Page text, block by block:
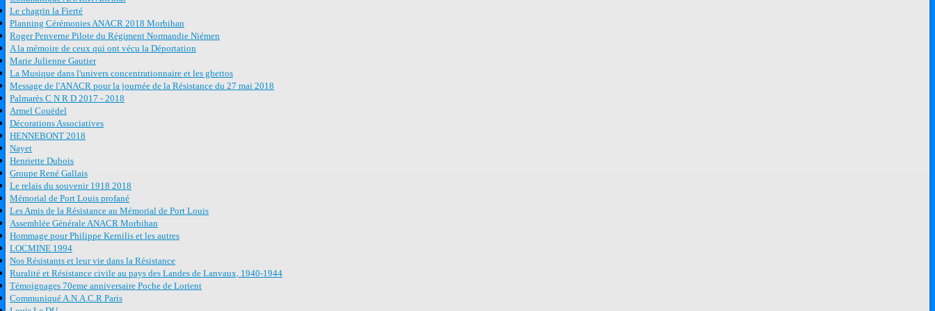
Le chagrin la Fierté
Planning Cérémonies ANACR 2018 Morbihan
Roger Penverne Pilote du Régiment Normandie Niémen
A la mémoire de ceux qui ont vécu la Déportation
Marie Julienne Gautier
La Musique dans l'univers concentrationnaire et les ghettos
Message de l'ANACR pour la journée de la Résistance du 27 mai 2018
Palmarès C N R D 2017 - 2018
Armel Couëdel
Décorations Associatives
HENNEBONT 2018
Nayet
Henriette Dubois
Groupe René Gallais
Le relais du souvenir 1918 2018
Mémorial de Port Louis profané
Les Amis de la Résistance au Mémorial de Port Louis
Assemblée Générale ANACR Morbihan
Hommage pour Philippe Kernilis et les autres
LOCMINE 1994
Nos Résistants et leur vie dans la Résistance
Ruralité et Résistance civile au pays des Landes de Lanvaux, 1940-1944
Témoignages 70eme anniversaire Poche de Lorient
Communiqué A.N.A.C.R Paris